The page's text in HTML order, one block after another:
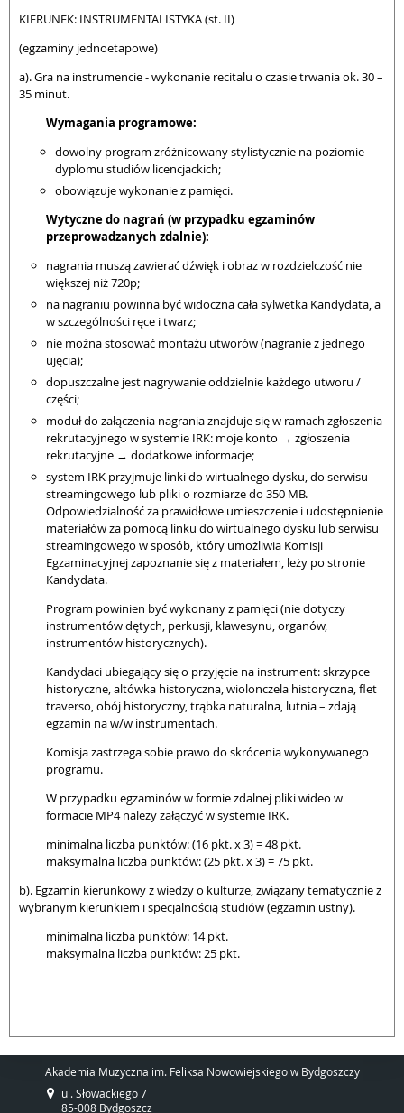
KIERUNEK: INSTRUMENTALISTYKA (st. II)
(egzaminy jednoetapowe)
a). Gra na instrumencie - wykonanie recitalu o czasie trwania ok. 30 –
35 minut.
Wymagania programowe:
dowolny program zróżnicowany stylistycznie na poziomie
dyplomu studiów licencjackich;
obowiązuje wykonanie z pamięci.
Wytyczne do nagrań (w przypadku egzaminów
przeprowadzanych zdalnie):
nagrania muszą zawierać dźwięk i obraz w rozdzielczość nie
większej niż 720p;
na nagraniu powinna być widoczna cała sylwetka Kandydata, a
w szczególności ręce i twarz;
nie można stosować montażu utworów (nagranie z jednego
ujęcia);
dopuszczalne jest nagrywanie oddzielnie każdego utworu /
części;
moduł do załączenia nagrania znajduje się w ramach zgłoszenia
rekrutacyjnego w systemie IRK: moje konto → zgłoszenia
rekrutacyjne → dodatkowe informacje;
system IRK przyjmuje linki do wirtualnego dysku, do serwisu
streamingowego lub pliki o rozmiarze do 350 MB.
Odpowiedzialność za prawidłowe umieszczenie i udostępnienie
materiałów za pomocą linku do wirtualnego dysku lub serwisu
streamingowego w sposób, który umożliwia Komisji
Egzaminacyjnej zapoznanie się z materiałem, leży po stronie
Kandydata.
Program powinien być wykonany z pamięci (nie dotyczy
instrumentów dętych, perkusji, klawesynu, organów,
instrumentów historycznych).
Kandydaci ubiegający się o przyjęcie na instrument: skrzypce
historyczne, altówka historyczna, wiolonczela historyczna, flet
traverso, obój historyczny, trąbka naturalna, lutnia – zdają
egzamin na w/w instrumentach.
Komisja zastrzega sobie prawo do skrócenia wykonywanego
programu.
W przypadku egzaminów w formie zdalnej pliki wideo w
formacie MP4 należy załączyć w systemie IRK.
minimalna liczba punktów: (16 pkt. x 3) = 48 pkt.
maksymalna liczba punktów: (25 pkt. x 3) = 75 pkt.
b). Egzamin kierunkowy z wiedzy o kulturze, związany tematycznie z
wybranym kierunkiem i specjalnością studiów (egzamin ustny).
minimalna liczba punktów: 14 pkt.
maksymalna liczba punktów: 25 pkt.
Akademia Muzyczna im. Feliksa Nowowiejskiego w Bydgoszczy
ul. Słowackiego 7
85-008 Bydgoszcz